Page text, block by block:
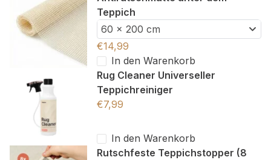
Teppich
60 x 200 cm
€14,99
In den Warenkorb
Rug Cleaner Universeller
Teppichreiniger
€7,99
In den Warenkorb
Rutschfeste Teppichstopper (8
Meine Einstellungen speichern
Alle akzeptieren